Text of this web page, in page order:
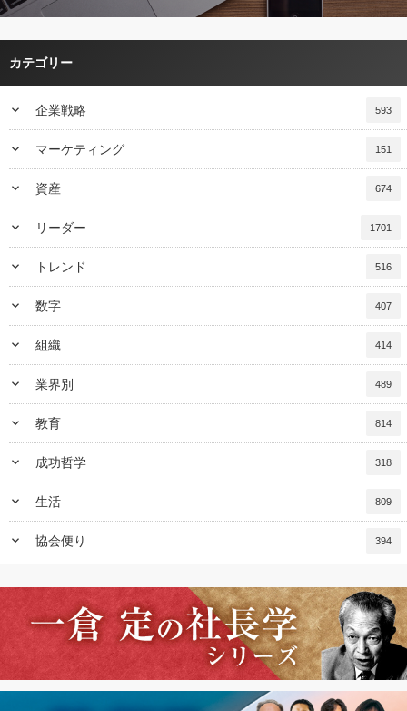
カテゴリー
keyboard_arrow_down 企業戦略 593
keyboard_arrow_down マーケティング 151
keyboard_arrow_down 資産 674
keyboard_arrow_down リーダー 1701
keyboard_arrow_down トレンド 516
keyboard_arrow_down 数字 407
keyboard_arrow_down 組織 414
keyboard_arrow_down 業界別 489
keyboard_arrow_down 教育 814
keyboard_arrow_down 成功哲学 318
keyboard_arrow_down 生活 809
keyboard_arrow_down 協会便り 394